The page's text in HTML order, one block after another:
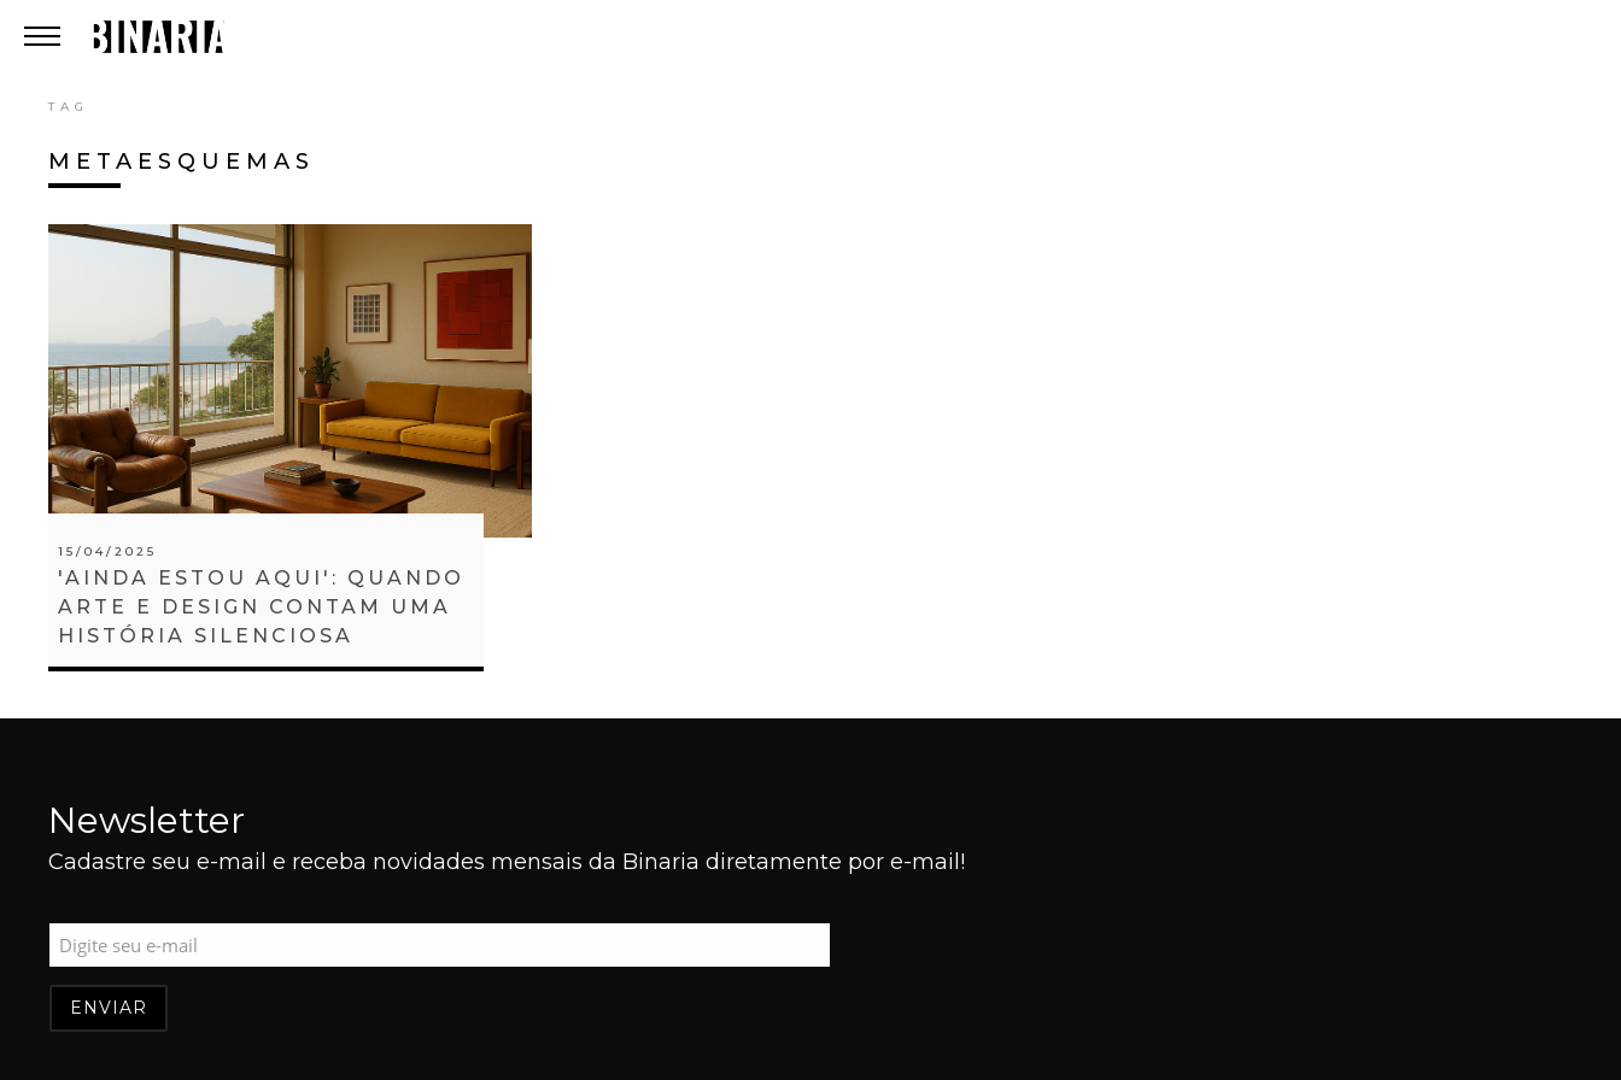
TAG
METAESQUEMAS
15/04/2025
'AINDA ESTOU AQUI': QUANDO
ARTE E DESIGN CONTAM UMA
HISTÓRIA SILENCIOSA
Newsletter
Cadastre seu e-mail e receba novidades mensais da Binaria diretamente por e-mail!